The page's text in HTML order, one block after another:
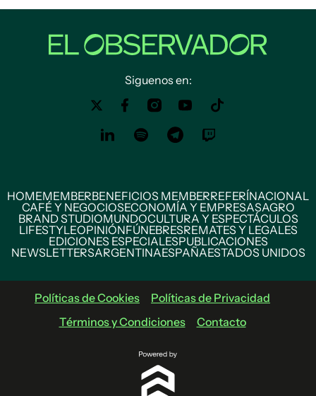
Siguenos en:
HOMEMEMBERBENEFICIOS MEMBERREFERÍNACIONAL
CAFÉ Y NEGOCIOSECONOMÍA Y EMPRESASAGRO
BRAND STUDIOMUNDOCULTURA Y ESPECTÁCULOS
LIFESTYLEOPINIÓNFÚNEBRESREMATES Y LEGALES
EDICIONES ESPECIALESPUBLICACIONES
NEWSLETTERSARGENTINAESPAÑAESTADOS UNIDOS
Políticas de Cookies
Políticas de Privacidad
Términos y Condiciones
Contacto